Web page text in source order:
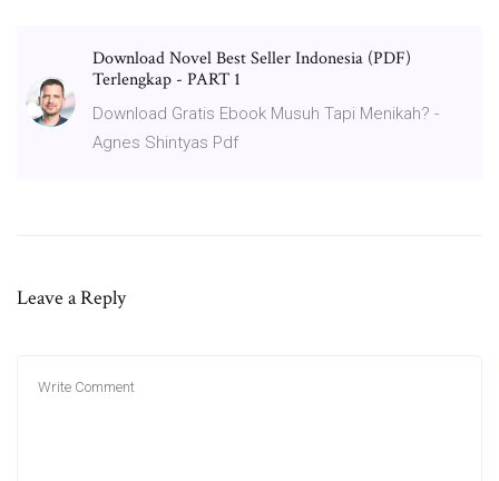
Download Novel Best Seller Indonesia (PDF)
Terlengkap - PART 1
Download Gratis Ebook Musuh Tapi Menikah? -
Agnes Shintyas Pdf
Leave a Reply